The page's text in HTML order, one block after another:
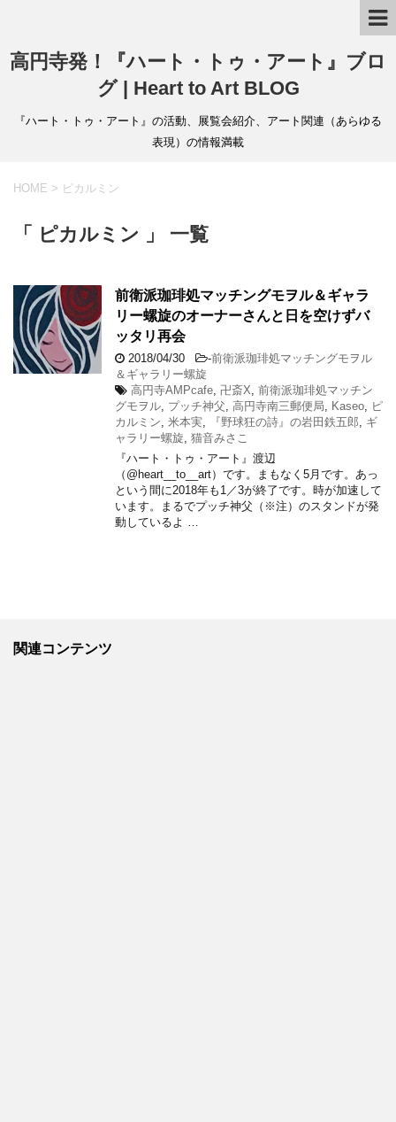
高円寺発！『ハート・トゥ・アート』ブロ
グ | Heart to Art BLOG
『ハート・トゥ・アート』の活動、展覧会紹介、アート関連（あらゆる
表現）の情報満載
HOME > ピカルミン
「 ピカルミン 」 一覧
前衛派珈琲処マッチングモヲル＆ギャラ
リー螺旋のオーナーさんと日を空けずバ
ッタリ再会
2018/04/30 -前衛派珈琲処マッチングモヲル
＆ギャラリー螺旋
高円寺AMPcafe 卍斎X 前衛派珈琲処マッチン
グモヲル プッチ神父 高円寺南三郵便局 Kaseo
ピ
カルミン 米本実 『野球狂の詩』の岩田鉄五郎
ギ
ャラリー螺旋 猫音みさこ
『ハート・トゥ・アート』渡辺
（@heart__to__art）です。まもなく5月です。あっ
という間に2018年も1／3が終了です。時が加速して
います。まるでプッチ神父（※注）のスタンドが発
動しているよ …
関連コンテンツ